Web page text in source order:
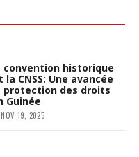
convention historique
la CNSS: Une avancée
protection des droits
Guinée
NOV 19, 2025